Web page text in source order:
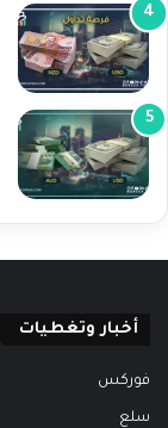
أخبار وتغطيات
فوركس
سلع